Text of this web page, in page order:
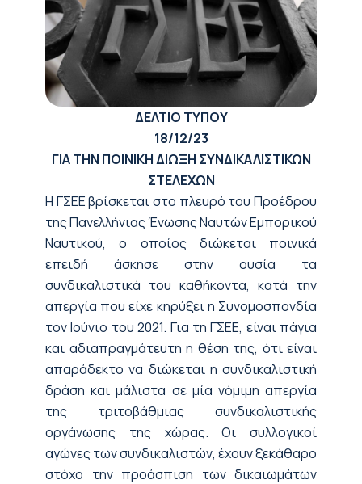
ΔΕΛΤΙΟ ΤΥΠΟΥ
18/12/23
ΓΙΑ ΤΗΝ ΠΟΙΝΙΚΗ ΔΙΩΞΗ ΣΥΝΔΙΚΑΛΙΣΤΙΚΩΝ
ΣΤΕΛΕΧΩΝ
Η ΓΣΕΕ βρίσκεται στο πλευρό του Προέδρου
της Πανελλήνιας Ένωσης Ναυτών Εμπορικού
Ναυτικού, ο οποίος διώκεται ποινικά
επειδή άσκησε στην ουσία τα
συνδικαλιστικά του καθήκοντα, κατά την
απεργία που είχε κηρύξει η Συνομοσπονδία
τον Ιούνιο του 2021. Για τη ΓΣΕΕ, είναι πάγια
και αδιαπραγμάτευτη η θέση της, ότι είναι
απαράδεκτο να διώκεται η συνδικαλιστική
δράση και μάλιστα σε μία νόμιμη απεργία
της τριτοβάθμιας συνδικαλιστικής
οργάνωσης της χώρας. Οι συλλογικοί
αγώνες των συνδικαλιστών, έχουν ξεκάθαρο
στόχο την προάσπιση των δικαιωμάτων